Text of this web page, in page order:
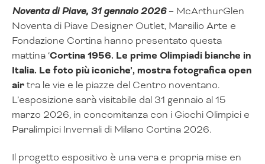
Noventa di Piave, 31 gennaio 2026– McArthurGlen
Noventa di Piave Designer Outlet, Marsilio Arte e
Fondazione Cortina hanno presentato questa
mattina ‘Cortina 1956. Le prime Olimpiadi bianche in
Italia. Le foto più iconiche’, mostra fotografica open
airtra le vie e le piazze del Centro noventano.
L’esposizione sarà visitabile dal 31 gennaio al 15
marzo 2026, in concomitanza con i Giochi Olimpici e
Paralimpici Invernali di Milano Cortina 2026.
Il progetto espositivo è una vera e propria mise en